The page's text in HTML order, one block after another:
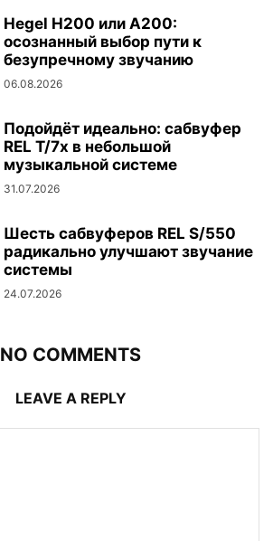
Hegel H200 или A200:
осознанный выбор пути к
безупречному звучанию
06.08.2026
Подойдёт идеально: сабвуфер
REL T/7x в небольшой
музыкальной системе
31.07.2026
Шесть сабвуферов REL S/550
радикально улучшают звучание
системы
24.07.2026
NO COMMENTS
LEAVE A REPLY